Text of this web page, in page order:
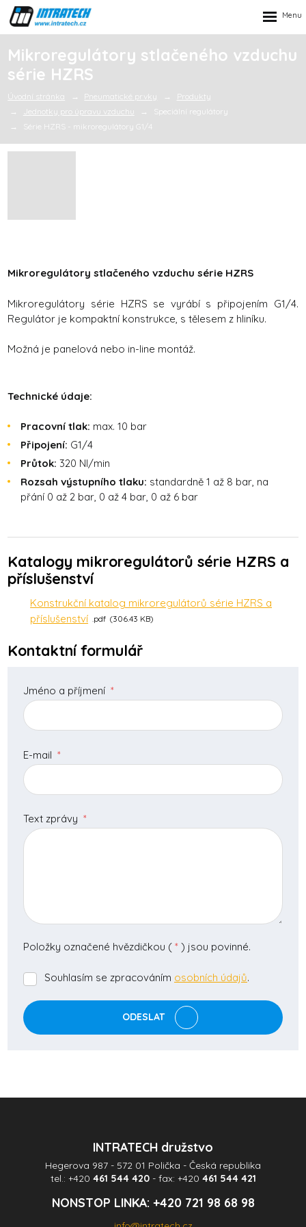
Mikroregulátory stlačeného vzduchu
série HZRS
Úvodní stránka Pneumatické prvky
Produkty
Jednotky pro úpravu vzduchu
Speciální regulátory
Série HZRS - mikroregulátory G1/4
Mikroregulátory stlačeného vzduchu série HZRS
Mikroregulátory série HZRS se vyrábí s připojením G1/4.
Regulátor je kompaktní konstrukce, s tělesem z hliníku.
Možná je panelová nebo in-line montáž.
Technické údaje:
Pracovní tlak: max. 10 bar
Připojení: G1/4
Průtok: 320 Nl/min
Rozsah výstupního tlaku: standardně 1 až 8 bar, na
přání 0 až 2 bar, 0 až 4 bar, 0 až 6 bar
Katalogy mikroregulátorů série HZRS a
příslušenství
Konstrukční katalog mikroregulátorů série HZRS a
příslušenství pdf 306.43 KB
Kontaktní formulář
Jméno a příjmení *
E-mail *
Text zprávy *
Položky označené hvězdičkou ( * ) jsou povinné.
Souhlasím
zpracováním
osobních
údajů.
Souhlasím se zpracováním osobních údajů.
ODESLAT
odeslat.
INTRATECH družstvo
Hegerova 987 - 572 01 Polička - Česká republika
tel.: +420 461 544 420- fax: +420 461 544 421
NONSTOP LINKA: +420 721 98 68 98